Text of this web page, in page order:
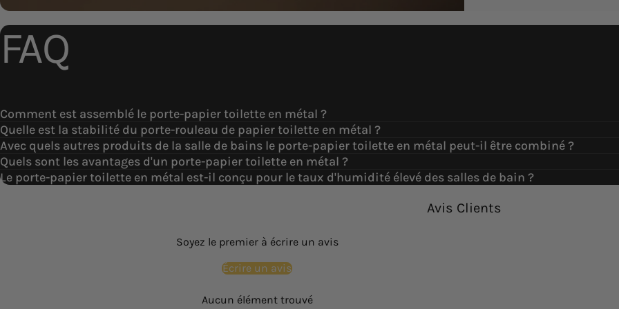
FAQ
Comment est assemblé le porte-papier toilette en métal ?
Quelle est la stabilité du porte-rouleau de papier toilette en métal ?
Avec quels autres produits de la salle de bains le porte-papier toilette en métal peut-il être combiné ?
Quels sont les avantages d'un porte-papier toilette en métal ?
Le porte-papier toilette en métal est-il conçu pour le taux d'humidité élevé des salles de bain ?
Avis Clients
Soyez le premier à écrire un avis
Écrire un avis
Aucun élément trouvé